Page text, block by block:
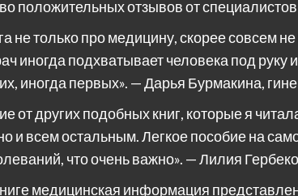
положительных отзывов от
не только про медицину, скорее совсем
иногда подхватывает человека под
иногда первых». — Дарья Бурмакина,
от других подобных книг, которые я
и всем остальным. Легкое пособие на
что очень важно». — Лилия
медицинская информация